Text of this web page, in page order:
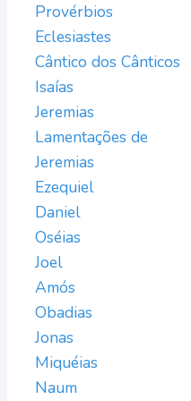
Provérbios
Eclesiastes
Cântico dos Cânticos
Isaías
Jeremias
Lamentações de
Jeremias
Ezequiel
Daniel
Oséias
Joel
Amós
Obadias
Jonas
Miquéias
Naum